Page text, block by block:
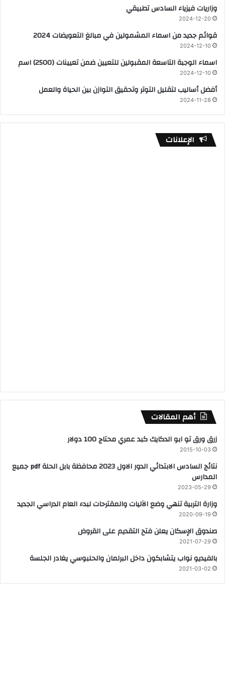
وزاريات فيزياء السادس تطبيقي
2024-12-20
قوائم جديد من اسماء المشمولين في مبالغ التعويضات 2024
2024-12-10
اسماء الوجبة التاسعة المقبولين للتعيين ضمن تعيينات (2500) اسم
2024-12-10
أفضل أساليب لتقليل التوتر وتحقيق التوازن بين الحياة والعمل
2024-11-28
الإعلانات
أهم المقالات
زرق ورق تو ابو الدكايك كبد عمري محتاج 100 دولار
2015-10-03
نتائج السادس الابتدائي الدور الاول 2023 محافظة بابل الحلة pdf جميع
المدارس
2023-05-29
وزارة التربية تنهي وضع الآليات والمقترحات لبدء العام الدراسي الجديد
2020-09-19
صندوق الإسكان يعلن فتح التقديم على القروض
2021-07-29
بالفيديو نواب يتشابكون داخل البرلمان والحلبوسي يغادر الجلسة
2021-03-02